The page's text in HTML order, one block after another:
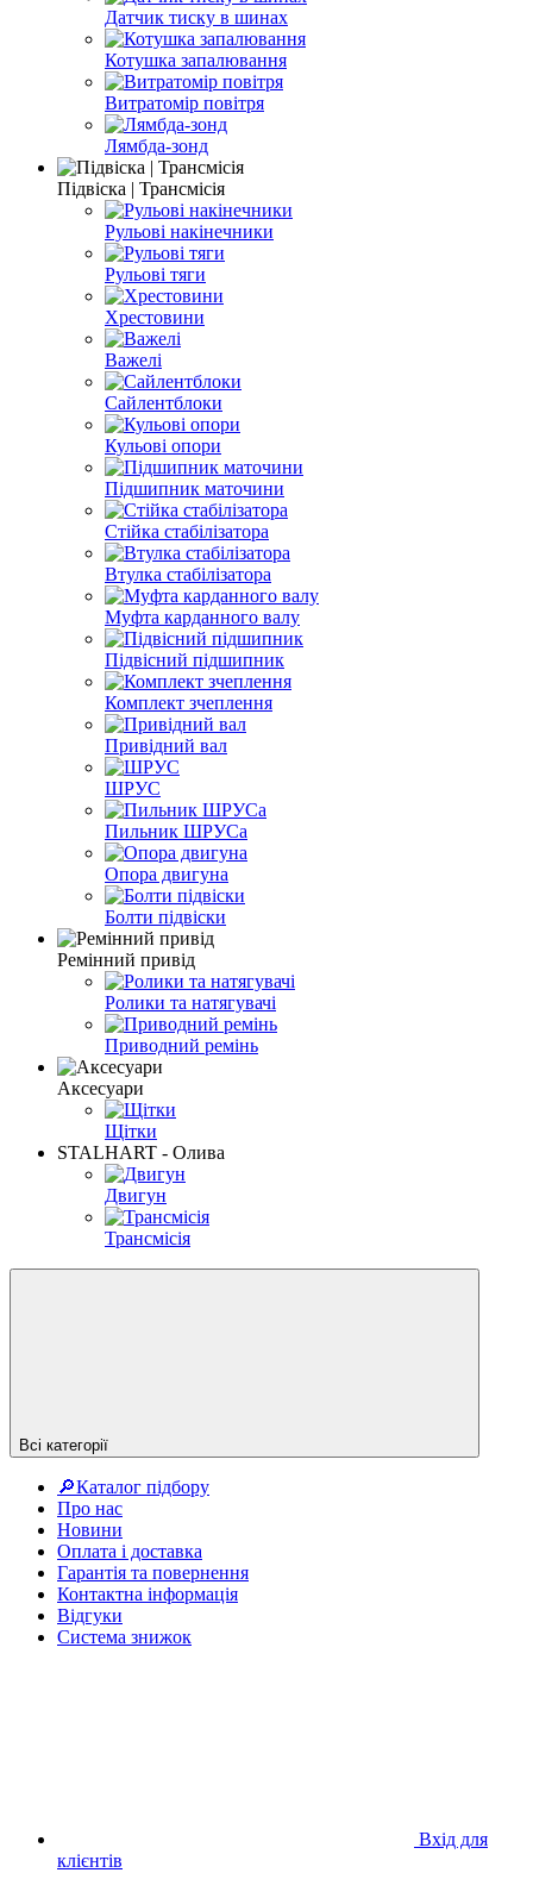
Датчик тиску в шинах
Котушка запалювання
Витратомір повітря
Лямбда-зонд
Підвіска | Трансмісія
Рульові накінечники
Рульові тяги
Хрестовини
Важелі
Сайлентблоки
Кульові опори
Підшипник маточини
Стійка стабілізатора
Втулка стабілізатора
Муфта карданного валу
Підвісний підшипник
Комплект зчеплення
Привідний вал
ШРУС
Пильник ШРУСа
Опора двигуна
Болти підвіски
Ремінний привід
Ролики та натягувачі
Приводний ремінь
Аксесуари
Щітки
STALHART - Олива
Двигун
Трансмісія
Всі категорії
🔎Каталог підбору
Про нас
Новини
Оплата і доставка
Гарантія та повернення
Контактна інформація
Відгуки
Система знижок
Вхід для
клієнтів